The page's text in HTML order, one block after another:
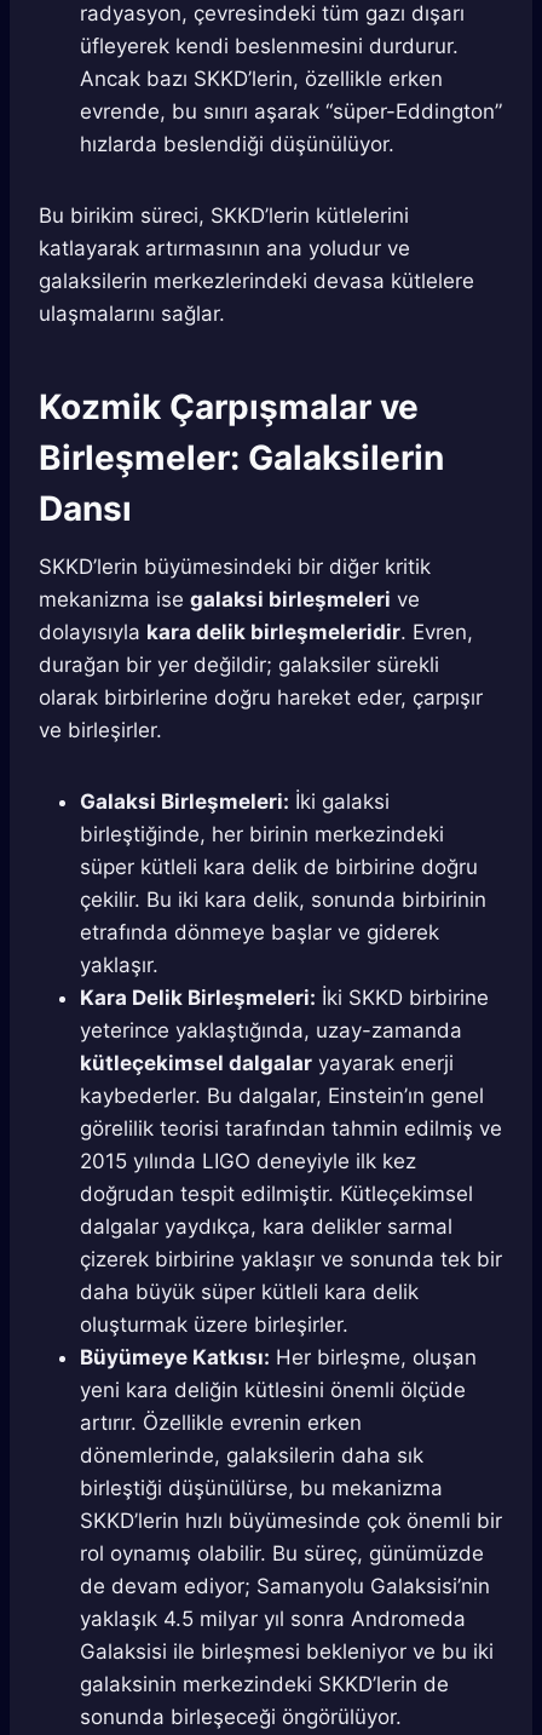
radyasyon, çevresindeki tüm gazı dışarı
üfleyerek kendi beslenmesini durdurur.
Ancak bazı SKKD’lerin, özellikle erken
evrende, bu sınırı aşarak “süper-Eddington”
hızlarda beslendiği düşünülüyor.
Bu birikim süreci, SKKD’lerin kütlelerini
katlayarak artırmasının ana yoludur ve
galaksilerin merkezlerindeki devasa kütlelere
ulaşmalarını sağlar.
Kozmik Çarpışmalar ve
Birleşmeler: Galaksilerin
Dansı
SKKD’lerin büyümesindeki bir diğer kritik
mekanizma ise galaksi birleşmeleri ve
dolayısıyla kara delik birleşmeleridir. Evren,
durağan bir yer değildir; galaksiler sürekli
olarak birbirlerine doğru hareket eder, çarpışır
ve birleşirler.
Galaksi Birleşmeleri: İki galaksi
birleştiğinde, her birinin merkezindeki
süper kütleli kara delik de birbirine doğru
çekilir. Bu iki kara delik, sonunda birbirinin
etrafında dönmeye başlar ve giderek
yaklaşır.
Kara Delik Birleşmeleri: İki SKKD birbirine
yeterince yaklaştığında, uzay-zamanda
kütleçekimsel dalgalar yayarak enerji
kaybederler. Bu dalgalar, Einstein’ın genel
görelilik teorisi tarafından tahmin edilmiş ve
2015 yılında LIGO deneyiyle ilk kez
doğrudan tespit edilmiştir. Kütleçekimsel
dalgalar yaydıkça, kara delikler sarmal
çizerek birbirine yaklaşır ve sonunda tek bir
daha büyük süper kütleli kara delik
oluşturmak üzere birleşirler.
Büyümeye Katkısı: Her birleşme, oluşan
yeni kara deliğin kütlesini önemli ölçüde
artırır. Özellikle evrenin erken
dönemlerinde, galaksilerin daha sık
birleştiği düşünülürse, bu mekanizma
SKKD’lerin hızlı büyümesinde çok önemli bir
rol oynamış olabilir. Bu süreç, günümüzde
de devam ediyor; Samanyolu Galaksisi’nin
yaklaşık 4.5 milyar yıl sonra Andromeda
Galaksisi ile birleşmesi bekleniyor ve bu iki
galaksinin merkezindeki SKKD’lerin de
sonunda birleşeceği öngörülüyor.